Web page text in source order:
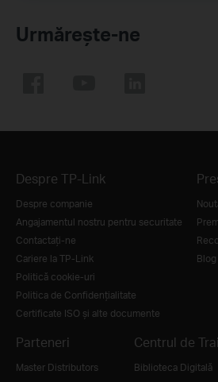
Urmărește-ne
Despre TP-Link
Despre companie
Angajamentul nostru pentru securitate
Contactați-ne
Cariere la TP-Link
Politică cookie-uri
Politica de Confidențialitate
Certificate ISO și alte documente
Blog
Parteneri
Master Distributors
Centrul de
Biblioteca Digitală